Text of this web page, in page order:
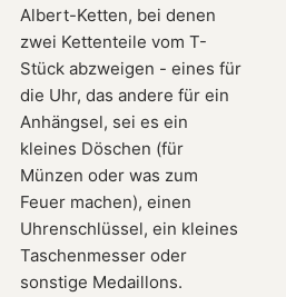
Albert-Ketten, bei denen
zwei Kettenteile vom T-
Stück abzweigen - eines für
die Uhr, das andere für ein
Anhängsel, sei es ein
kleines Döschen (für
Münzen oder was zum
Feuer machen), einen
Uhrenschlüssel, ein kleines
Taschenmesser oder
sonstige Medaillons.